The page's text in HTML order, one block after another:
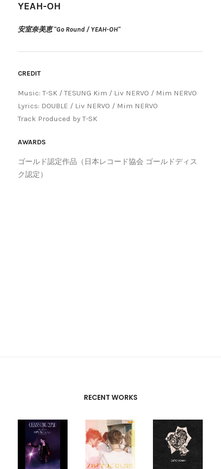
YEAH-OH
安室奈美恵 "Go Round / YEAH-OH"
CREDIT
Music: T-SK / TESUNG Kim / Liv NERVO / Mim NERVO
Lyrics: DOUBLE / Liv NERVO / Mim NERVO
Track Produced by T-SK
AWARDS
ゴールド認定作品（日本レコード協会 ゴールドディス
ク認定）
RECENT WORKS
CREATIVE
PARTNERS